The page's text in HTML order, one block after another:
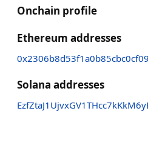
Onchain profile
Ethereum addresses
Solana addresses